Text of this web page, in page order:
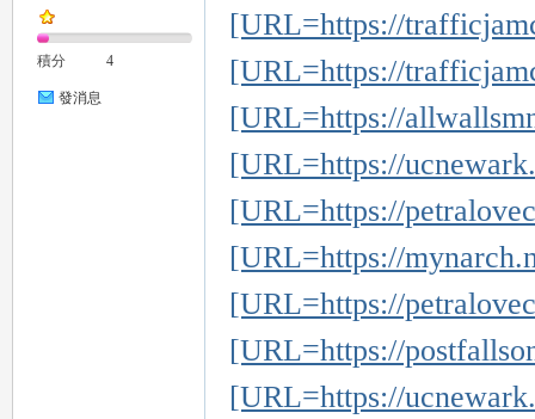
積分 4
發消息
[URL=https://
[URL=https://
[URL=https://
[URL=https://
[URL=https://
[URL=https://
[URL=https://
[URL=https://
[URL=https://